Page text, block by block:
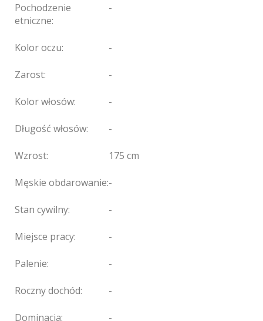
Pochodzenie
etniczne:
-
Kolor oczu: -
Zarost: -
Kolor włosów: -
Długość włosów: -
Wzrost: 175 cm
Męskie obdarowanie:-
Stan cywilny: -
Miejsce pracy: -
Palenie: -
Roczny dochód: -
Dominacja: -